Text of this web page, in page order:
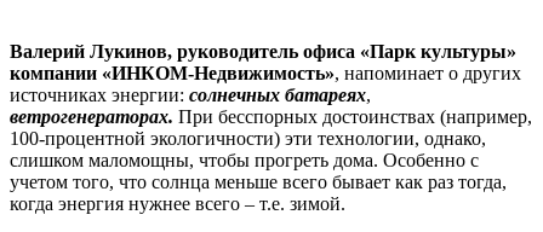
Валерий Лукинов, руководитель офиса «Парк культуры»
компании «ИНКОМ-Недвижимость», напоминает о других
источниках энергии: солнечных батареях,
ветрогенераторах. При бесспорных достоинствах (например,
100-процентной экологичности) эти технологии, однако,
слишком маломощны, чтобы прогреть дома. Особенно с
учетом того, что солнца меньше всего бывает как раз тогда,
когда энергия нужнее всего – т.е. зимой.